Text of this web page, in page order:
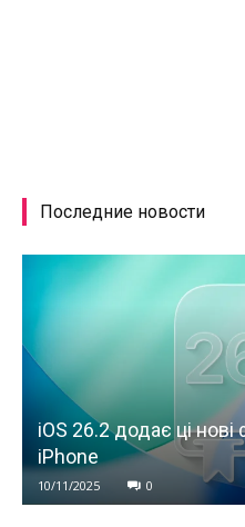
Последние новости
iOS 26.2 додає ці нові
iPhone
10/11/2025 0